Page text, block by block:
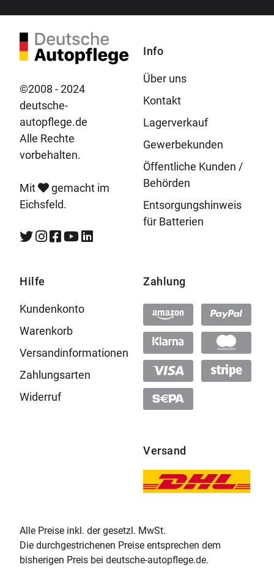
©2008 - 2024
deutsche-
autopflege.de
Alle Rechte
vorbehalten.
Mit
gemacht im
Eichsfeld.
Info
Über uns
Kontakt
Lagerverkauf
Gewerbekunden
Öffentliche Kunden /
Behörden
Entsorgungshinweis
für Batterien
Hilfe
Kundenkonto
Warenkorb
Versandinformationen
Zahlungsarten
Widerruf
Zahlung
Versand
Alle Preise inkl. der gesetzl. MwSt.
Die durchgestrichenen Preise entsprechen dem
bisherigen Preis bei deutsche-autopflege.de.